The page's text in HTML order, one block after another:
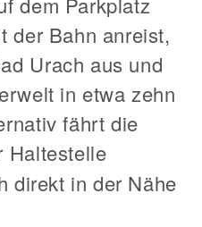
der Bahn anreist,
Urach aus und
in etwa zehn
fährt die
Haltestelle
direkt in der Nähe